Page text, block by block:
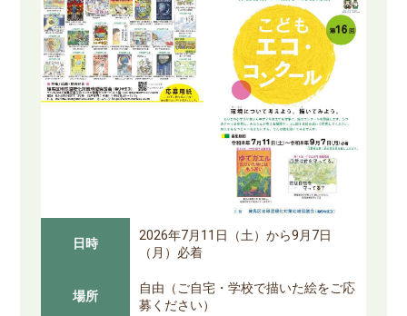
日時
2026年7月11日（土）から9月7日
（月）必着
場所
自由（ご自宅・学校で描いた絵をご応
募ください）